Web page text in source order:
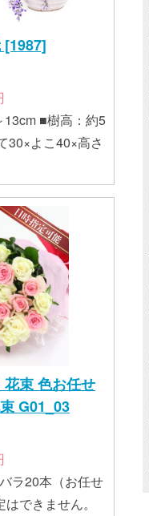
[1987]
高：約5
花束 色お任せ
G01_03
ラ20本（お任せ
できません。